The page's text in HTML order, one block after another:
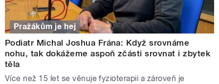
Pražákům je hej
Podiatr Michal Joshua Frána: Když srovnáme
nohu, tak dokážeme aspoň zčásti srovnat i zbytek
těla
Více než 15 let se věnuje fyzioterapii a zároveň je